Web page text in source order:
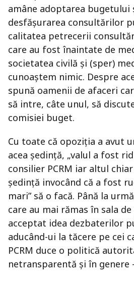
amâne adoptarea bugetului
desfăşurarea consultărilor
calitatea petrecerii
care au fost înaintate de
societatea civilă şi (sper)
cunoaştem nimic. Despre
spună oamenii de afaceri
să intre, câte unul, să
comisiei buget.
Cu toate că opoziţia a avut
acea şedinţă, „valul a fost
consilier PCRM iar altul
şedinţă invocând că a fost
mari” să o facă. Până la
care au mai rămas în sala
acceptat idea dezbaterilor
aducând-ui la tăcere pe cei
PCRM duce o politică
netransparentă şi în genere